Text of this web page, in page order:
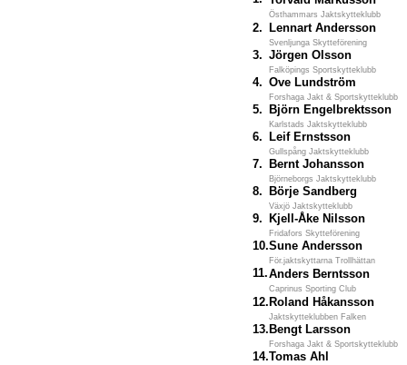
Östhammars Jaktskytteklubb
2. Lennart Andersson
Svenljunga Skytteförening
3. Jörgen Olsson
Falköpings Sportskytteklubb
4. Ove Lundström
Forshaga Jakt & Sportskytteklubb
5. Björn Engelbrektsson
Karlstads Jaktskytteklubb
6. Leif Ernstsson
Gullspång Jaktskytteklubb
7. Bernt Johansson
Björneborgs Jaktskytteklubb
8. Börje Sandberg
Växjö Jaktskytteklubb
9. Kjell-Åke Nilsson
Fridafors Skytteförening
10.Sune Andersson
För.jaktskyttarna Trollhättan
11.Anders Berntsson
Caprinus Sporting Club
12. Roland Håkansson
Jaktskytteklubben Falken
13. Bengt Larsson
Forshaga Jakt & Sportskytteklubb
14.Tomas Ahl